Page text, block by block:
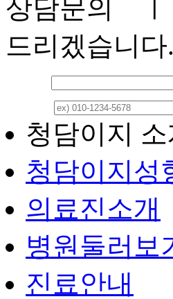
상담문의
드리겠습니다.
청담이지 소
청담이지성
의료진소개
병원둘러보
진료안내